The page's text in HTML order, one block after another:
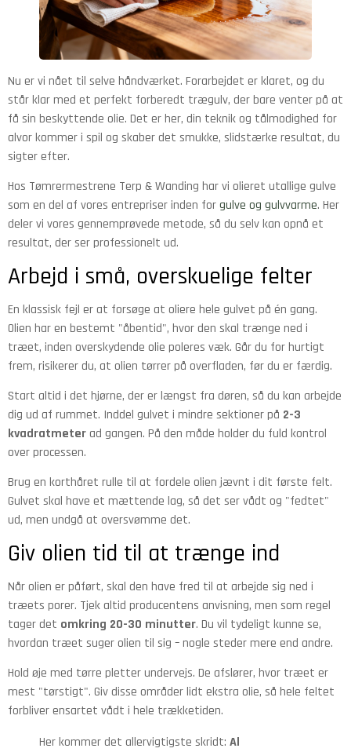
Nu er vi nået til selve håndværket. Forarbejdet er klaret, og du
står klar med et perfekt forberedt trægulv, der bare venter på at
få sin beskyttende olie. Det er her, din teknik og tålmodighed for
alvor kommer i spil og skaber det smukke, slidstærke resultat, du
sigter efter.
Hos Tømrermestrene Terp & Wanding har vi olieret utallige gulve
som en del af vores entrepriser inden forgulve og gulvvarme. Her
deler vi vores gennemprøvede metode, så du selv kan opnå et
resultat, der ser professionelt ud.
Arbejd i små, overskuelige felter
En klassisk fejl er at forsøge at oliere hele gulvet på én gang.
Olien har en bestemt "åbentid", hvor den skal trænge ned i
træet, inden overskydende olie poleres væk. Går du for hurtigt
frem, risikerer du, at olien tørrer på overfladen, før du er færdig.
Start altid i det hjørne, der er længst fra døren, så du kan arbejde
dig ud af rummet. Inddel gulvet i mindre sektioner på 2-3
kvadratmeterad gangen. På den måde holder du fuld kontrol
over processen.
Brug en korthåret rulle til at fordele olien jævnt i dit første felt.
Gulvet skal have et mættende lag, så det ser vådt og "fedtet"
ud, men undgå at oversvømme det.
Giv olien tid til at trænge ind
Når olien er påført, skal den have fred til at arbejde sig ned i
træets porer. Tjek altid producentens anvisning, men som regel
tager det omkring 20-30 minutter. Du vil tydeligt kunne se,
hvordan træet suger olien til sig – nogle steder mere end andre.
Hold øje med tørre pletter undervejs. De afslører, hvor træet er
mest "tørstigt". Giv disse områder lidt ekstra olie, så hele feltet
forbliver ensartet vådt i hele trækketiden.
Her kommer det allervigtigste skridt: Al